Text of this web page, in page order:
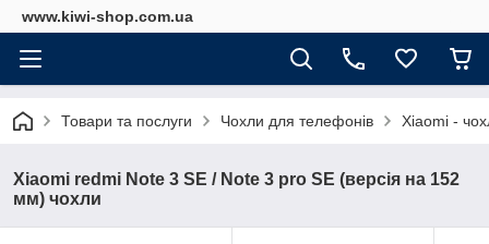
www.kiwi-shop.com.ua
Товари та послуги Чохли для телефонів Xiaomi -
Xiaomi redmi Note 3 SE / Note 3 pro SE (версія на 152
мм) чохли